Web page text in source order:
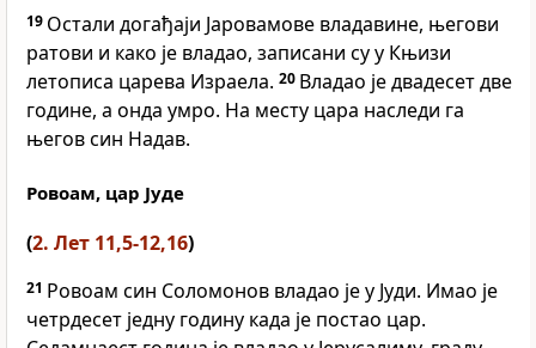
19 Остали догађаји Јаровамове владавине, његови
ратови и како је владао, записани су у Књизи
летописа царева Израела. 20 Владао је двадесет две
године, а онда умро. На месту цара наследи га
његов син Надав.
Ровоам, цар Јуде
(2. Лет 11,5-12,16)
21 Ровоам син Соломонов владао је у Јуди. Имао је
четрдесет једну годину када је постао цар.